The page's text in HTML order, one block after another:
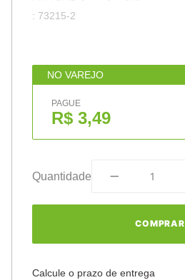
: 73215-2
NO VAREJO
PAGUE
R$ 3,49
Quantidade
COMPRAR
Calcule o prazo de entrega